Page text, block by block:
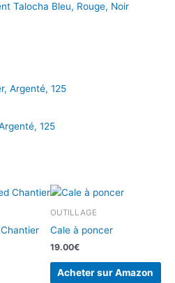
Talocha Bleu, Rouge, Noir
125
OUTILLAGE
Cale à poncer
19.00€
Acheter sur Amazon